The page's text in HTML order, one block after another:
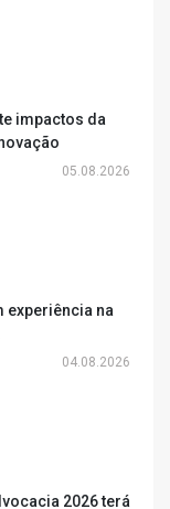
impactos da
05.08.2026
experiência na
04.08.2026
2026 terá